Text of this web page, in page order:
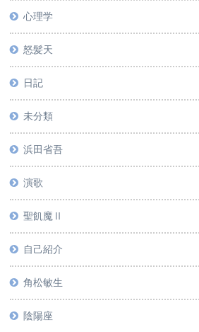
心理学
怒髪天
日記
未分類
浜田省吾
演歌
聖飢魔Ⅱ
自己紹介
角松敏生
陰陽座